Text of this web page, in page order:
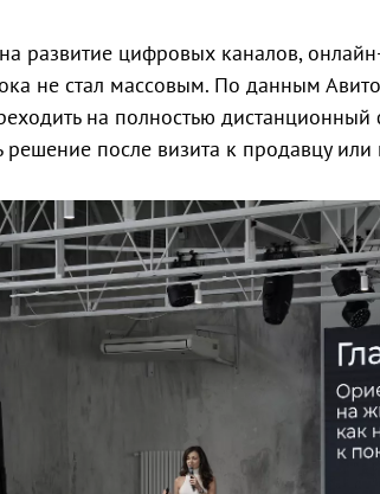
развитие цифровых каналов,
не стал массовым. По данным
на полностью
решение после визита к продавцу или